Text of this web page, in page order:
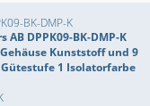
BK-DMP-K
AB DPPK09-BK-DMP-K
Kunststoff und 9
1 Isolatorfarbe